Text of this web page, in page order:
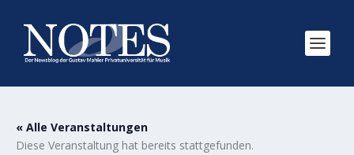
« Alle Veranstaltungen
Diese Veranstaltung hat bereits stattgefunden.